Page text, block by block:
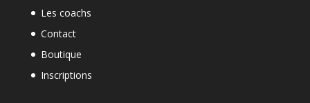
Les coachs
Contact
Boutique
Inscriptions